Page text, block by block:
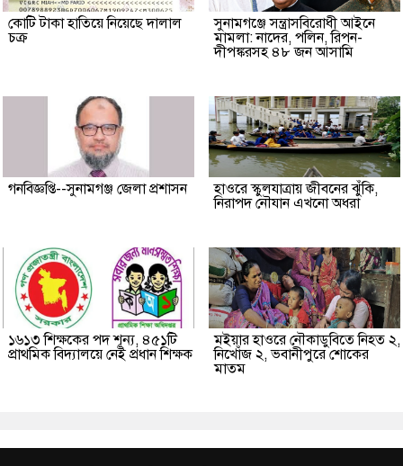
কোটি টাকা হাতিয়ে নিয়েছে দালাল
চক্র
‎সুনামগঞ্জে সন্ত্রাসবিরোধী আইনে
মামলা: নাদের, পলিন, রিপন-
দীপঙ্করসহ ৪৮ জন আসামি
গনবিজ্ঞপ্তি--সুনামগঞ্জ জেলা প্রশাসন
হাওরে স্কুলযাত্রায় জীবনের ঝুঁকি,
নিরাপদ নৌযান এখনো অধরা
১৬১৩ শিক্ষকের পদ শূন্য, ৪৫১টি
প্রাথমিক বিদ্যালয়ে নেই প্রধান শিক্ষক
মইয়ার হাওরে নৌকাডুবিতে নিহত ২,
নিখোঁজ ২, ভবানীপুরে শোকের
মাতম